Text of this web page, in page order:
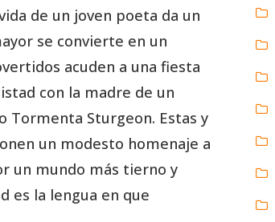
de un joven poeta da un
se convierte en un
acuden a una fiesta
con la madre de un
Tormenta Sturgeon. Estas y
un modesto homenaje a
un mundo más tierno y
es la lengua en que